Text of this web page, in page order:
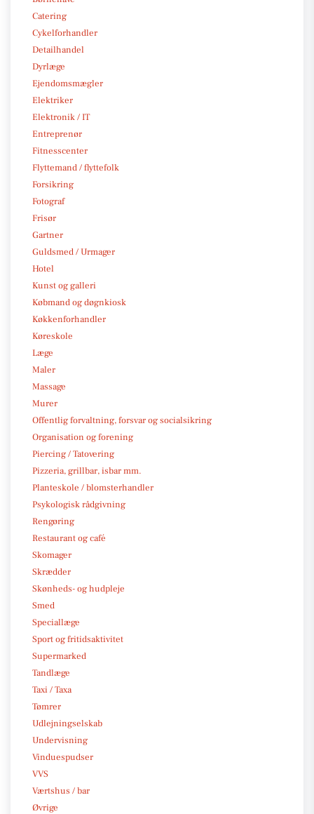
Catering
Cykelforhandler
Detailhandel
Dyrlæge
Ejendomsmægler
Elektriker
Elektronik / IT
Entreprenør
Fitnesscenter
Flyttemand / flyttefolk
Forsikring
Fotograf
Frisør
Gartner
Guldsmed / Urmager
Hotel
Kunst og galleri
Købmand og døgnkiosk
Køkkenforhandler
Køreskole
Læge
Maler
Massage
Murer
Offentlig forvaltning, forsvar og socialsikring
Organisation og forening
Piercing / Tatovering
Pizzeria, grillbar, isbar mm.
Planteskole / blomsterhandler
Psykologisk rådgivning
Rengøring
Restaurant og café
Skomager
Skrædder
Skønheds- og hudpleje
Smed
Speciallæge
Sport og fritidsaktivitet
Supermarked
Tandlæge
Taxi / Taxa
Tømrer
Udlejningselskab
Undervisning
Vinduespudser
VVS
Værtshus / bar
Øvrige